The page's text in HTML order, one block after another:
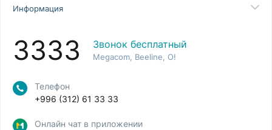
Информация
3333 Звонок бесплатный
Megacom, Beeline, O!
Телефон
+996 (312) 61 33 33
Онлайн чат в приложении